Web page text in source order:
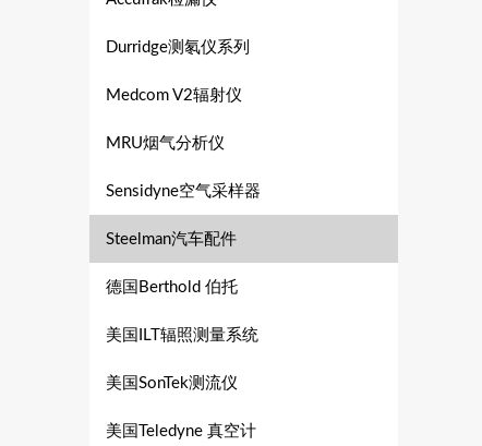
Durridge测氡仪系列
Medcom V2辐射仪
MRU烟气分析仪
Sensidyne空气采样器
Steelman汽车配件
德国Berthold 伯托
美国ILT辐照测量系统
美国SonTek测流仪
美国Teledyne 真空计